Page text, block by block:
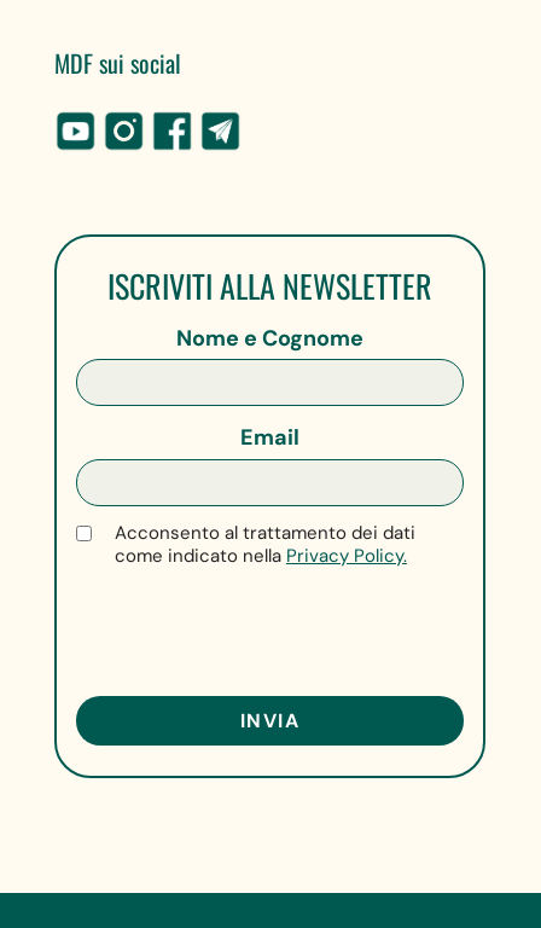
MDF sui social
ISCRIVITI ALLA NEWSLETTER
Nome e Cognome
Email
Acconsento al trattamento dei dati
come indicato nella Privacy Policy.